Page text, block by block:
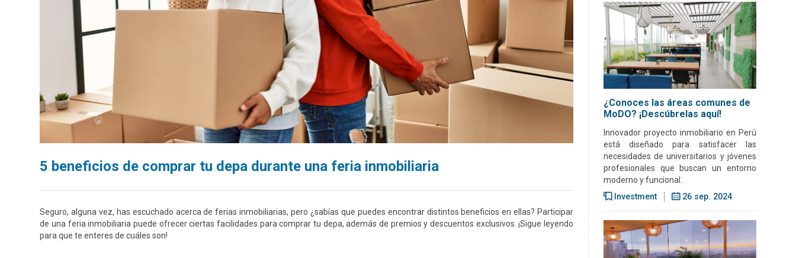
5 beneficios de comprar tu depa durante una feria inmobiliaria
Seguro, alguna vez, has escuchado acerca de ferias inmobiliarias, pero ¿sabías que puedes encontrar distintos beneficios en ellas? Participar
de una feria inmobiliaria puede ofrecer ciertas facilidades para comprar tu depa, además de premios y descuentos exclusivos. ¡Sigue leyendo
para que te enteres de cuáles son!
¿Conoces las áreas comunes de
MoDO? ¡Descúbrelas aquí!
Innovador proyecto inmobiliario en Perú
está diseñado para satisfacer las
necesidades de universitarios y jóvenes
profesionales que buscan un entorno
moderno y funcional.
Investment 26 sep. 2024